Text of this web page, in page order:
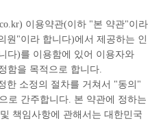
이용약관(이하 "본 약관"이라
원"이라 합니다)에서 제공하는 인
다)를 이용함에 있어 이용자와
함을 목적으로 합니다.
한 소정의 절차를 거쳐서 "동의"
로 간주합니다. 본 약관에 정하는
책임사항에 관해서는 대한민국